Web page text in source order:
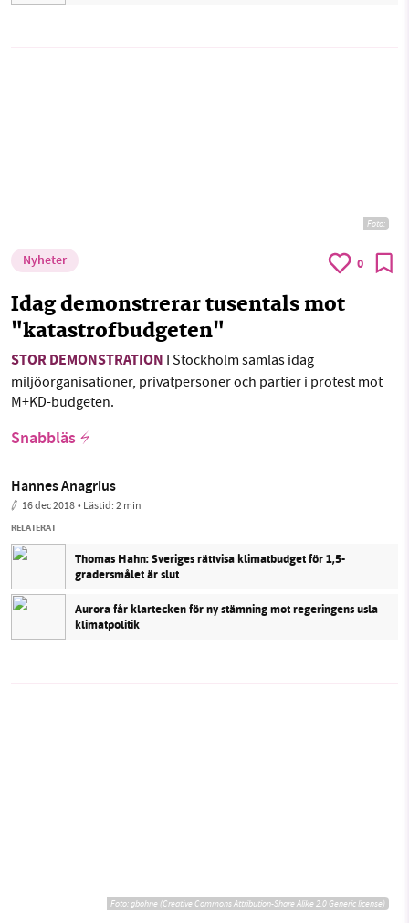
Foto:
Nyheter 0
Idag demonstrerar tusentals mot
"katastrofbudgeten"
STOR DEMONSTRATION I Stockholm samlas idag
miljöorganisationer, privatpersoner och partier i protest mot
M+KD-budgeten.
Snabbläs
Hannes Anagrius
16 dec 2018• Lästid:2 min
RELATERAT
Thomas Hahn: Sveriges rättvisa klimatbudget för 1,5-
gradersmålet är slut
Aurora får klartecken för ny stämning mot regeringens usla
klimatpolitik
Foto:gbohne (Creative Commons Attribution-Share Alike 2.0 Generic license)